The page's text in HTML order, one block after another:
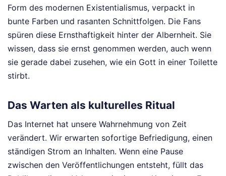
Form des modernen Existentialismus, verpackt in
bunte Farben und rasanten Schnittfolgen. Die Fans
spüren diese Ernsthaftigkeit hinter der Albernheit. Sie
wissen, dass sie ernst genommen werden, auch wenn
sie gerade dabei zusehen, wie ein Gott in einer Toilette
stirbt.
Das Warten als kulturelles Ritual
Das Internet hat unsere Wahrnehmung von Zeit
verändert. Wir erwarten sofortige Befriedigung, einen
ständigen Strom an Inhalten. Wenn eine Pause
zwischen den Veröffentlichungen entsteht, füllt das